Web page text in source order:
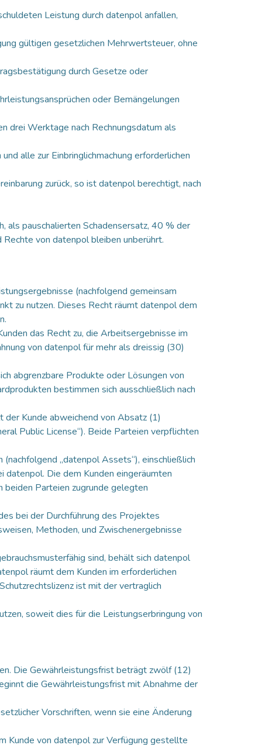
Leistung durch datenpol anfallen,
gültigen gesetzlichen Mehrwertsteuer, ohne
durch Gesetze oder
oder Bemängelungen
drei Werktage nach Rechnungsdatum als
alle zur Einbringlichmachung erforderlichen
zurück, so ist datenpol berechtigt, nach
als pauschalierten Schadensersatz, 40 % der
von datenpol bleiben unberührt.
(nachfolgend gemeinsam
zu nutzen. Dieses Recht räumt datenpol dem
das Recht zu, die Arbeitsergebnisse im
von datenpol für mehr als dreissig (30)
abgrenzbare Produkte oder Lösungen von
bestimmen sich ausschließlich nach
Kunde abweichend von Absatz (1)
Public License“). Beide Parteien verpflichten
„datenpol Assets“), einschließlich
datenpol. Die dem Kunden eingeräumten
Parteien zugrunde gelegten
bei der Durchführung des Projektes
Methoden, und Zwischenergebnisse
sind, behält sich datenpol
räumt dem Kunden im erforderlichen
ist mit der vertraglich
soweit dies für die Leistungserbringung von
Die Gewährleistungsfrist beträgt zwölf (12)
die Gewährleistungsfrist mit Abnahme der
Vorschriften, wenn sie eine Änderung
Kunde von datenpol zur Verfügung gestellte